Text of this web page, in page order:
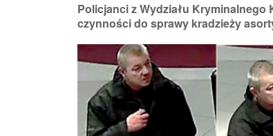
Policjanci z Wydziału Kryminalnego
czynności do sprawy kradzieży